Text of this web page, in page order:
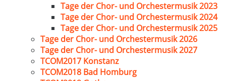
Tage der Chor- und Orchestermusik 2023
Tage der Chor- und Orchestermusik 2024
Tage der Chor- und Orchestermusik 2025
Tage der Chor- und Orchestermusik 2026
Tage der Chor- und Orchestermusik 2027
TCOM2017 Konstanz
TCOM2018 Bad Homburg